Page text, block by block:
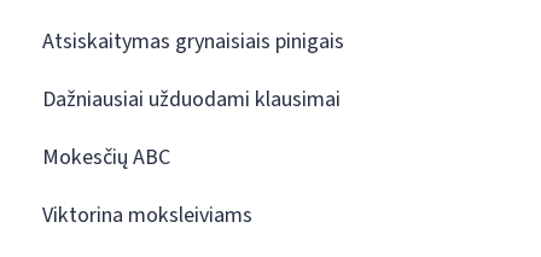
Atsiskaitymas grynaisiais pinigais
Dažniausiai užduodami klausimai
Mokesčių ABC
Viktorina moksleiviams